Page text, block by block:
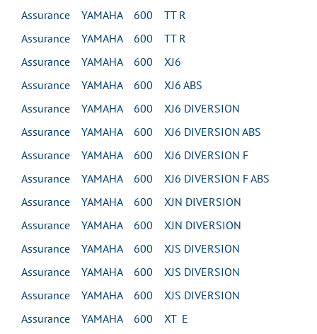
Assurance YAMAHA 600 TT R
Assurance YAMAHA 600 TT R
Assurance YAMAHA 600 XJ6
Assurance YAMAHA 600 XJ6 ABS
Assurance YAMAHA 600 XJ6 DIVERSION
Assurance YAMAHA 600 XJ6 DIVERSION ABS
Assurance YAMAHA 600 XJ6 DIVERSION F
Assurance YAMAHA 600 XJ6 DIVERSION F ABS
Assurance YAMAHA 600 XJN DIVERSION
Assurance YAMAHA 600 XJN DIVERSION
Assurance YAMAHA 600 XJS DIVERSION
Assurance YAMAHA 600 XJS DIVERSION
Assurance YAMAHA 600 XJS DIVERSION
Assurance YAMAHA 600 XT E